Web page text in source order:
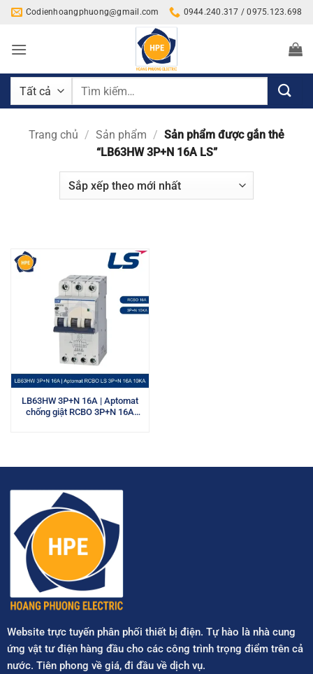
Bỏ
nội
Codienhoangphuong@gmail.com 0944.240.317 / 0975.123.698
Tìm
Trang chủ / Sản phẩm / Sản phẩm được gắn thẻ
“LB63HW 3P+N 16A LS”
LB63HW 3P+N 16A | Aptomat
chống giật RCBO 3P+N 16A
Website trực tuyến phân phối thiết bị điện. Tự hào là nhà cung
ứng vật tư điện hàng đầu cho các công trình trọng điểm trên cả
nước. Tiên phong về giá, đi đầu về dịch vụ.